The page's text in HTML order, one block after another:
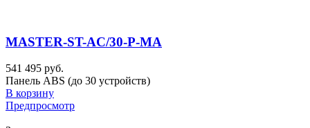
MASTER-ST-AC/30-P-MA
541 495 руб.
Панель ABS (до 30 устройств)
В корзину
Предпросмотр